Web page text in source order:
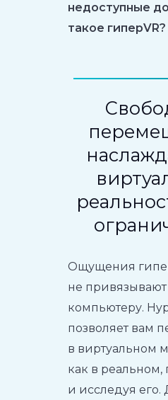
недоступные
такое гиперVR?
Ощущения
не привязывают
компьютеру.
позволяет вам
в виртуальном
как в реальном,
и исследуя его.